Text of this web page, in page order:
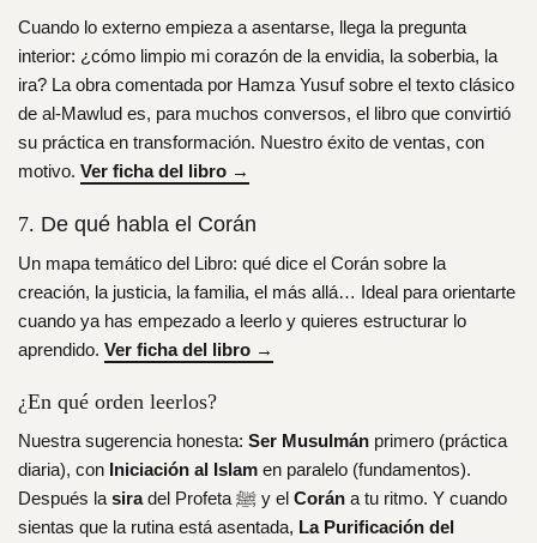
Cuando lo externo empieza a asentarse, llega la pregunta
interior: ¿cómo limpio mi corazón de la envidia, la soberbia, la
ira? La obra comentada por Hamza Yusuf sobre el texto clásico
de al-Mawlud es, para muchos conversos, el libro que convirtió
su práctica en transformación. Nuestro éxito de ventas, con
motivo. Ver ficha del libro →
7. De qué habla el Corán
Un mapa temático del Libro: qué dice el Corán sobre la
creación, la justicia, la familia, el más allá… Ideal para orientarte
cuando ya has empezado a leerlo y quieres estructurar lo
aprendido. Ver ficha del libro →
¿En qué orden leerlos?
Nuestra sugerencia honesta: Ser Musulmán primero (práctica
diaria), con Iniciación al Islam en paralelo (fundamentos).
Después la sira del Profeta ﷺ y el Corán a tu ritmo. Y cuando
sientas que la rutina está asentada, La Purificación del